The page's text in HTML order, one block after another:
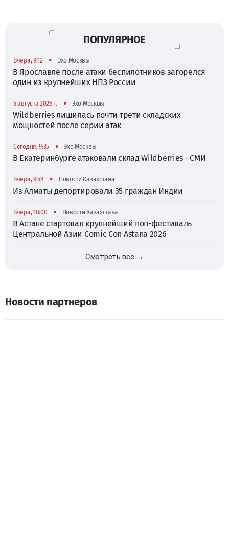
ПОПУЛЯРНОЕ
Вчера, 9:12 • Эхо Москвы
В Ярославле после атаки беспилотников загорелся
один из крупнейших НПЗ России
5 августа 2026 г. • Эхо Москвы
Wildberries лишилась почти трети складских
мощностей после серии атак
Сегодня, 9:35 • Эхо Москвы
В Екатеринбурге атаковали склад Wildberries - СМИ
Вчера, 9:58 • Новости Казахстана
Из Алматы депортировали 35 граждан Индии
Вчера, 18:00 • Новости Казахстана
В Астане стартовал крупнейший поп-фестиваль
Центральной Азии Comic Con Astana 2026
Смотреть все →
Новости партнеров